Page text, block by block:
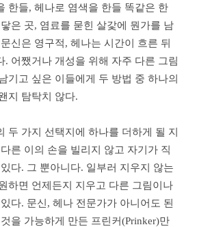
한들, 헤나로 염색을 한들 똑같은 한
은 곳, 염료를 묻힌 살갗에 뭔가를 남
신은 영구적, 헤나는 시간이 흐른 뒤
. 어쨌거나 개성을 위해 자주 다른 그림
기고 싶은 이들에게 두 방법 중 하나의
지 탐탁치 않다.
두 가지 선택지에 하나를 더하게 될 지
른 이의 손을 빌리지 않고 자기가 직
다. 그 뿐아니다. 일부러 지우지 않는
하면 언제든지 지우고 다른 그림이나
다. 문신, 헤나 전문가가 아니어도 된
을 가능하게 만든 프린커(Prinker)만